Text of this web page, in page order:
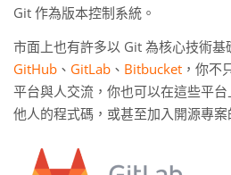
Git 作為版本控制系統。
市面上也有許多以 Git 為核心技術
GitHub 、 GitLab 、 Bitbucket ，你不
平台與人交流，你也可以在這些平
他人的程式碼，或甚至加入開源專案